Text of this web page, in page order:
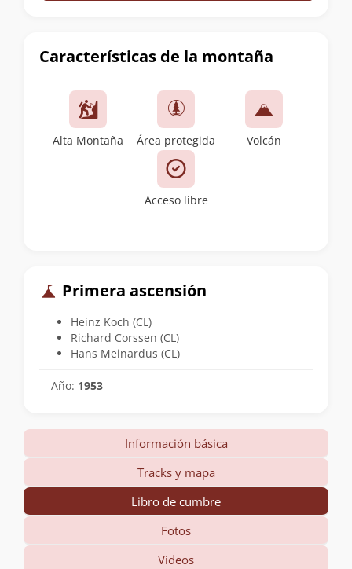
Características de la montaña
Alta Montaña Área protegida Volcán
Acceso libre
Primera ascensión
Heinz Koch (CL)
Richard Corssen (CL)
Hans Meinardus (CL)
Año: 1953
Información básica
Tracks y mapa
Libro de cumbre
Fotos
Videos